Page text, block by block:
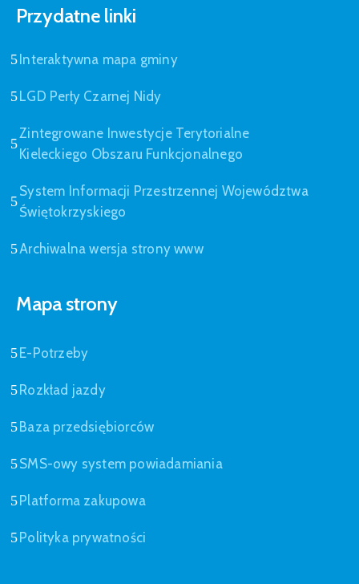
Przydatne linki
Interaktywna mapa gminy
LGD Perły Czarnej Nidy
Zintegrowane Inwestycje Terytorialne
Kieleckiego Obszaru Funkcjonalnego
System Informacji Przestrzennej Województwa
Świętokrzyskiego
Archiwalna wersja strony www
Mapa strony
E-Potrzeby
Rozkład jazdy
Baza przedsiębiorców
SMS-owy system powiadamiania
Platforma zakupowa
Polityka prywatności